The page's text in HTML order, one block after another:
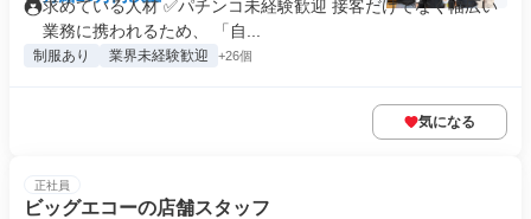
求めている人材 ✅パチンコ未経験歓迎 接客だけでなく幅広い
業務に携われるため、 「自...
制服あり 業界未経験歓迎 +26個
気になる
正社員
ビッグエコーの店舗スタッフ